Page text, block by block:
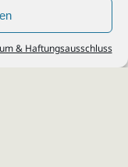
& Haftungsausschluss
Poll, Porz, Deutz, Mülheim,